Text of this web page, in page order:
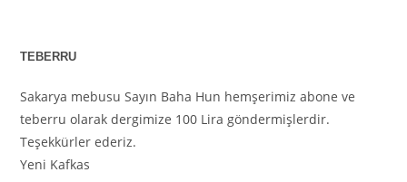
TEBERRU
Sakarya mebusu Sayın Baha Hun hemşerimiz abone ve
teberru olarak dergimize 100 Lira göndermişlerdir.
Teşekkürler ederiz.
Yeni Kafkas